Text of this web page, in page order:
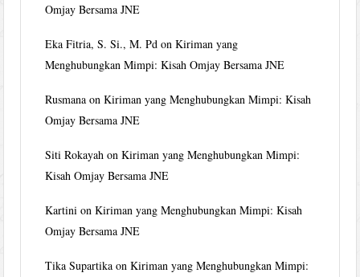
Omjay Bersama JNE
Eka Fitria, S. Si., M. Pd onKiriman yang
Menghubungkan Mimpi: Kisah Omjay Bersama JNE
Rusmana onKiriman yang Menghubungkan Mimpi: Kisah
Omjay Bersama JNE
Siti Rokayah onKiriman yang Menghubungkan Mimpi:
Kisah Omjay Bersama JNE
Kartini onKiriman yang Menghubungkan Mimpi: Kisah
Omjay Bersama JNE
Tika Supartika onKiriman yang Menghubungkan Mimpi: